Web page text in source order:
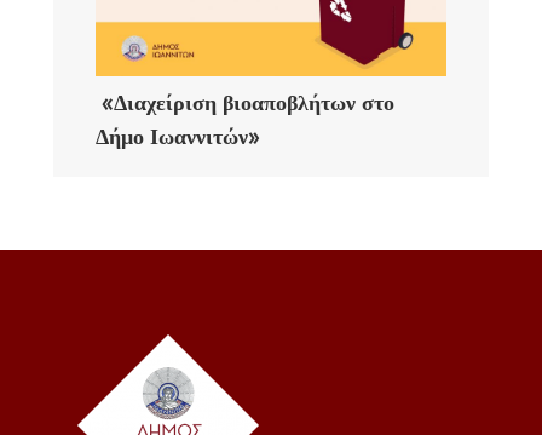
«Διαχείριση βιοαποβλήτων στο
Δήμο Ιωαννιτών»